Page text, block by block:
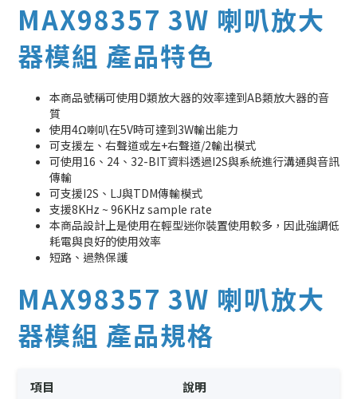
MAX98357 3W 喇叭放大
器模組 產品特色
本商品號稱可使用D類放大器的效率達到AB類放大器的音
質
使用4Ω喇叭在5V時可達到3W輸出能力
可支援左、右聲道或左+右聲道/2輸出模式
可使用16、24、32-BIT資料透過I2S與系統進行溝通與音訊
傳輸
可支援I2S、LJ與TDM傳輸模式
支援8KHz ~ 96KHz sample rate
本商品設計上是使用在輕型迷你裝置使用較多，因此強調低
耗電與良好的使用效率
短路、過熱保護
MAX98357 3W 喇叭放大
器模組 產品規格
項目 說明